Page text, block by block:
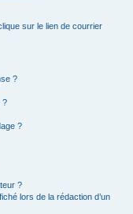
sur le lien de courrier
?
?
?
?
lors de la rédaction d’un